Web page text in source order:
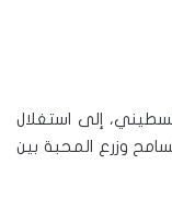
إلى استغلال
وزرع المحبة بين